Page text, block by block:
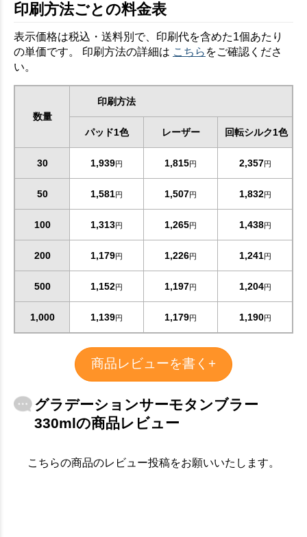
印刷方法ごとの料金表
表示価格は税込・送料別で、印刷代を含めた1個あたり
の単価です。 印刷方法の詳細は こちら をご確認くださ
い。
数量
印刷方法
パッド1色 レーザー 回転シルク1色
30 1,939円 1,815円 2,357円
50 1,581円 1,507円 1,832円
100 1,313円 1,265円 1,438円
200 1,179円 1,226円 1,241円
500 1,152円 1,197円 1,204円
1,000 1,139円 1,179円 1,190円
商品レビューを書く+
グラデーションサーモタンブラー
330mlの商品レビュー
こちらの商品のレビュー投稿をお願いいたします。